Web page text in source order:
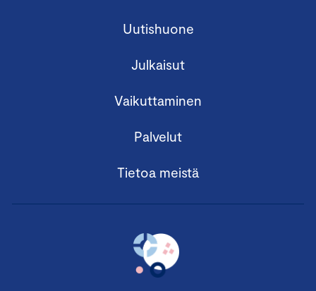
Uutishuone
Julkaisut
Vaikuttaminen
Palvelut
Tietoa meistä